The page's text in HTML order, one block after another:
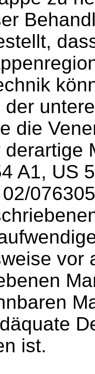
der
die
derartige
A1, US
vor
ist.